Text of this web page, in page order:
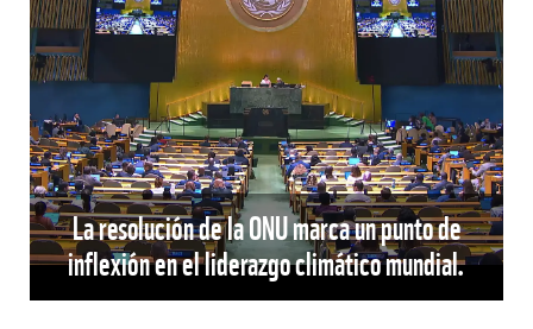
La resolución de la ONU marca un punto de
inflexión en el liderazgo climático mundial.